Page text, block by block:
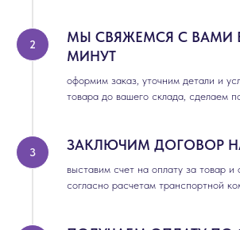
МЫ СВЯЖЕМСЯ С ВАМИ
МИНУТ
оформим заказ, уточним детали и
товара до вашего склада, сделаем
ЗАКЛЮЧИМ ДОГОВОР
выставим счет на оплату за товар и
согласно расчетам транспортной